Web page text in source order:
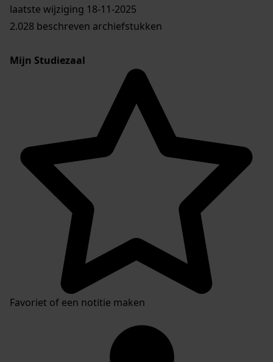
laatste wijziging 18-11-2025
2.028 beschreven archiefstukken
Mijn Studiezaal
Favoriet of een notitie maken